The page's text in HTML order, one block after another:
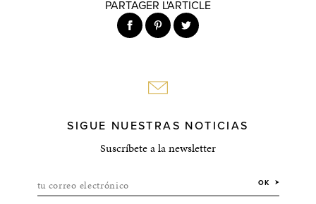
PARTAGER L'ARTICLE
SIGUE NUESTRAS NOTICIAS
Suscríbete a la newsletter
tu correo electrónico OK